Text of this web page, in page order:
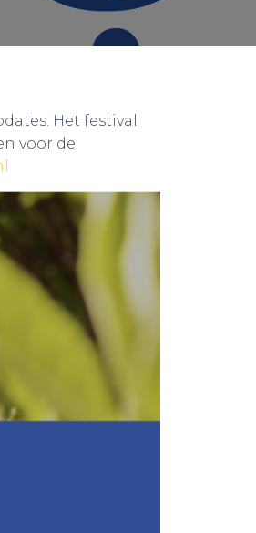
Het festival
voor de